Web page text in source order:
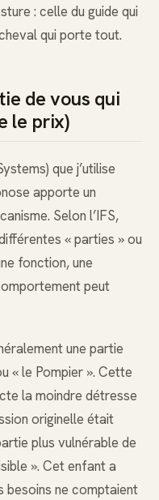
: celle du guide qui
qui porte tout.
de vous qui
le prix)
que j’utilise
apporte un
Selon l’IFS,
« parties » ou
fonction, une
peut
une partie
« le Pompier ». Cette
la moindre détresse
originelle était
plus vulnérable de
». Cet enfant a
besoins ne comptaient